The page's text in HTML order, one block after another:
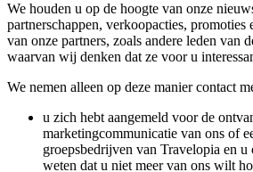
We houden u op de hoogte van onze
partnerschappen, verkoopacties,
van onze partners, zoals andere leden van
waarvan wij denken dat ze voor u
We nemen alleen op deze manier contact
u zich hebt aangemeld voor de
marketingcommunicatie van ons of
groepsbedrijven van Travelopia en u
weten dat u niet meer van ons wilt